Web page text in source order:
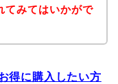
てみてはいかがで
得に購入したい方